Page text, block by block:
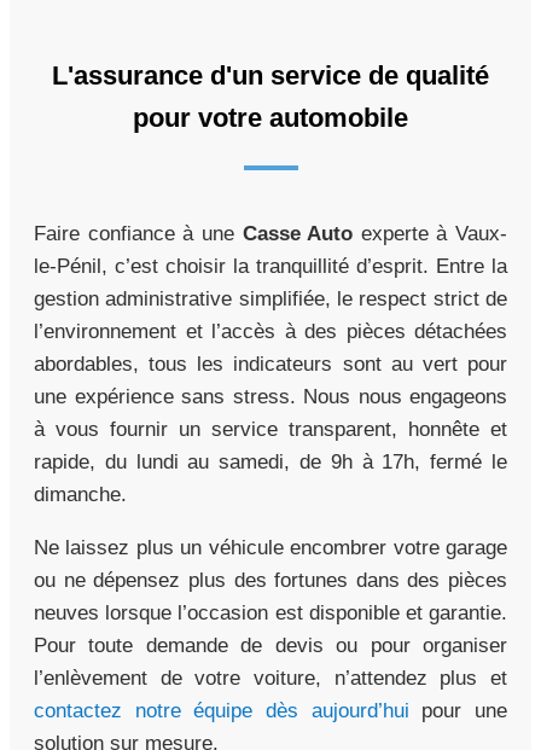
L'assurance d'un service de qualité
pour votre automobile
Faire confiance à une Casse Auto experte à Vaux-
le-Pénil, c’est choisir la tranquillité d’esprit. Entre la
gestion administrative simplifiée, le respect strict de
l’environnement et l’accès à des pièces détachées
abordables, tous les indicateurs sont au vert pour
une expérience sans stress. Nous nous engageons
à vous fournir un service transparent, honnête et
rapide, du lundi au samedi, de 9h à 17h, fermé le
dimanche.
Ne laissez plus un véhicule encombrer votre garage
ou ne dépensez plus des fortunes dans des pièces
neuves lorsque l’occasion est disponible et garantie.
Pour toute demande de devis ou pour organiser
l’enlèvement de votre voiture, n’attendez plus et
contactez notre équipe dès aujourd’hui pour une
solution sur mesure.